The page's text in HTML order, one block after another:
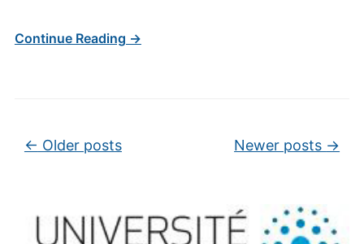
Continue Reading →
Post navigation
← Older posts Newer posts →